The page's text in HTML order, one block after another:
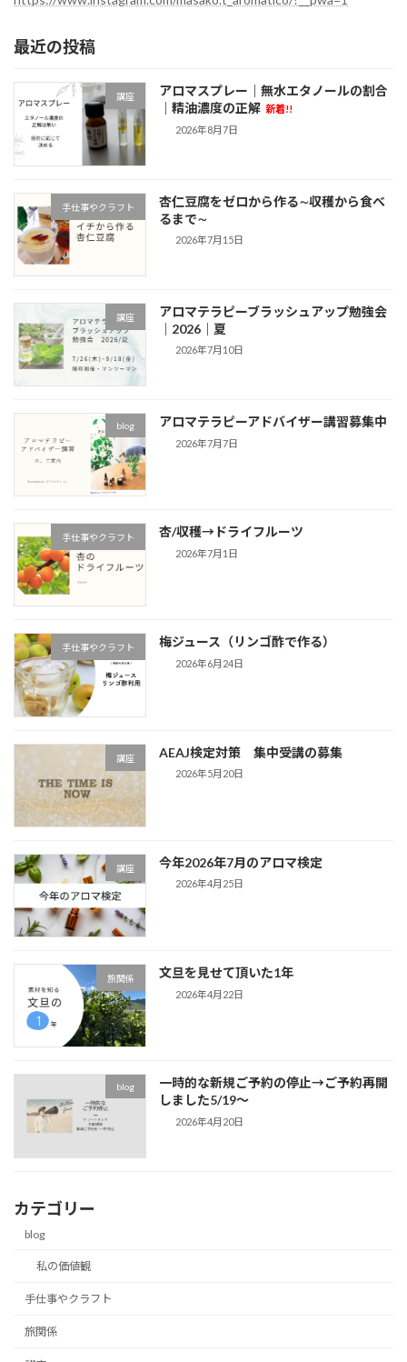
最近の投稿
講座
アロマスプレー｜無水エタノールの割合
｜精油濃度の正解 新着!!
2026年8月7日
手仕事やクラフト
杏仁豆腐をゼロから作る∼収穫から食べ
るまで∼
2026年7月15日
講座
アロマテラピーブラッシュアップ勉強会
｜2026｜夏
2026年7月10日
blog アロマテラピーアドバイザー講習募集中
2026年7月7日
手仕事やクラフト 杏/収穫→ドライフルーツ
2026年7月1日
手仕事やクラフト 梅ジュース（リンゴ酢で作る）
2026年6月24日
講座 AEAJ検定対策 集中受講の募集
2026年5月20日
講座 今年2026年7月のアロマ検定
2026年4月25日
旅関係 文旦を見せて頂いた1年
2026年4月22日
blog
一時的な新規ご予約の停止→ご予約再開
しました5/19～
2026年4月20日
カテゴリー
blog
私の価値観
手仕事やクラフト
旅関係